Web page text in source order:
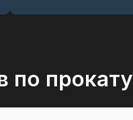
по прокату